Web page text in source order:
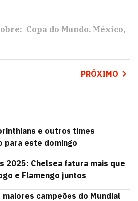
Copa do Mundo México
PRÓXIMO
e outros times
para este domingo
2025: Chelsea fatura mais que
e Flamengo juntos
maiores campeões do Mundial